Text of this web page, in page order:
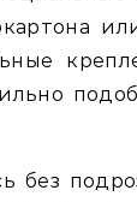
без